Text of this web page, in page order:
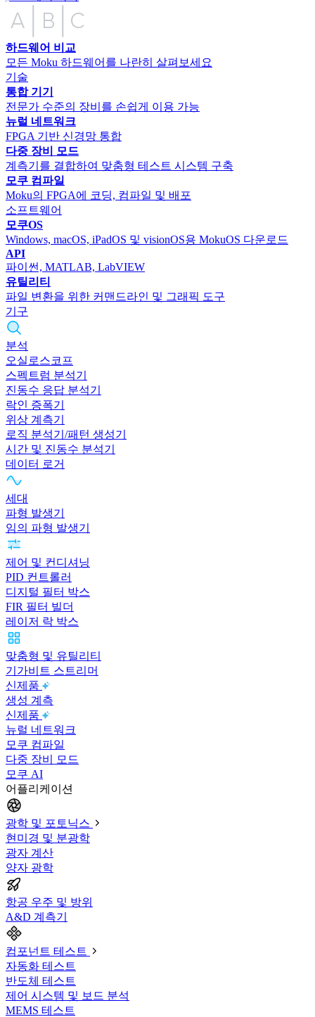
하드웨어 비교
모든 Moku 하드웨어를 나란히 살펴보세요
기술
통합 기기
전문가 수준의 장비를 손쉽게 이용 가능
뉴럴 네트워크
FPGA 기반 신경망 통합
다중 장비 모드
계측기를 결합하여 맞춤형 테스트 시스템 구축
모쿠 컴파일
Moku의 FPGA에 코딩, 컴파일 및 배포
소프트웨어
모쿠OS
Windows, macOS, iPadOS 및 visionOS용 MokuOS 다운로드
API
파이썬, MATLAB, LabVIEW
유틸리티
파일 변환을 위한 커맨드라인 및 그래픽 도구
기구
분석
오실로스코프
스펙트럼 분석기
진동수 응답 분석기
락인 증폭기
위상 계측기
로직 분석기/패턴 생성기
시간 및 진동수 분석기
데이터 로거
세대
파형 발생기
임의 파형 발생기
제어 및 컨디셔닝
PID 컨트롤러
디지털 필터 박스
FIR 필터 빌더
레이저 락 박스
맞춤형 및 유틸리티
기가비트 스트리머
신제품
생성 계측
신제품
뉴럴 네트워크
모쿠 컴파일
다중 장비 모드
모쿠 AI
어플리케이션
광학 및 포토닉스
현미경 및 분광학
광자 계산
양자 광학
항공 우주 및 방위
A&D 계측기
컴포넌트 테스트
자동화 테스트
반도체 테스트
제어 시스템 및 보드 분석
MEMS 테스트